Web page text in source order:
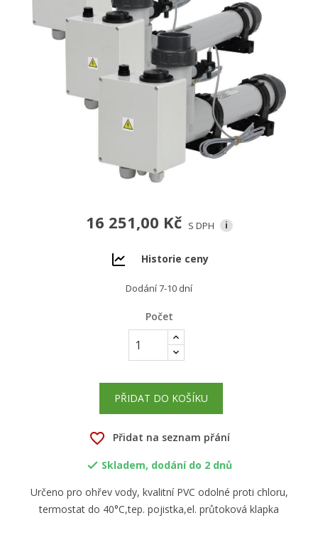
16 251,00 Kč S DPH i
Historie ceny
Dodání 7-10 dní
Počet
PŘIDAT DO KOŠÍKU
favorite_border Přidat na seznam přání
 Skladem, dodání do 2 dnů
Určeno pro ohřev vody, kvalitní PVC odolné proti chloru,
termostat do 40°C,tep. pojistka,el. průtoková klapka